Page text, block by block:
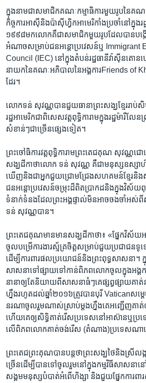
ក្នុង​នាម​ជា​សមាជិក​គណៈកម្មាធិការ​មួយ​រូប​នៃ​គណ
កិច្ច​ការ​អាស៊ី​និង​ប៉ាស៊ីហ្វិក​អាមេរិកាំង​ប្រចាំ​នៅ​ក្នុង​រ
១៩៩៨​មក​លោក​គឺ​ជា​សមាជិក​មួយ​រូប​ដែល​បាន​បង្កើ
អំណាចសម្រាប់​ជន​អន្តោ​ប្រវេសន៍​ឬ​ Immigrant
Council (IEC) នៅ​ក្នុង​តំបន់​រដ្ឋ​ធានី​វ៉ាស៊ីនត
នាយក​នៃគណៈ​អភិបាល​នៃ​អង្គការ​Friends of
ដែរ។
លោក​ទន់ សុវណ្ណ​បាន​ជួយធានា​ព្រះសង្ឃ​ខ្មែររាប់
រដ្ឋ​អាមេរិក​ជាពិសេស​វត្ត​ពុទ្ធិការាម​ក្នុង​រដ្ឋម៉ារីលែ
សំខាន់ៗ​ជាច្រើន​ផ្សេងទៀត។
ព្រះចៅធិការ​វត្ត​ពុទ្ធិការាម​ព្រះតេជ​គុណ ​សុវណ្ណ
សង្ឃដីកា​ថា​លោក​ ទន់ សុវណ្ណ ​គឺជា​មនុស្ស​ឧស្សាហ៍​
ឃើញ​និង​ជាអ្នក​ជួយ​ជ្រោមជ្រែង​សហគមន៍​ខ្មែរ​
ជន​អន្តោប្រវេសន៍​ចម្រុះ​ដ៏​ពិតប្រាកដ​និង​ក្នុង​វិស័យ​ពុ
ទំនាក់ទំនង​ដែល​ព្រះអង្គ​ផ្ទាល់​មិន​អាច​ចងចាំ​អស់​ពី​
ទន់ សុវណ្ណ​បាន។
ព្រះតេជ​គុណ​មាន​មាន​សង្ឃដីកា​ថា៖ «ផ្នែក​វិស័
ចូល​បម្រើ​ការងារ​ស្ម័គ្រចិត្ត​សម្រាប់​ជួយ​ប្រជាជន​ទូ
ដើម្បី​ការពារ​ផល​ប្រយោជន៍​និង​ព្រះពុទ្ធសាសនា។
សាសនា​ទៅផ្សាយ​ទៅ​កាន់​ពិភពលោក​ចូល​ក្នុង​អង្គកា
នានា​ឲ្យ​តែ​និយាយ​ពី​សាសនា​ធំៗ​គេផ្សព្វផ្សាយ​គា
ហ្នឹង​រហូត​ដល់​ឆ្នាំ២០១៦​ត្រូវបាន​បុរី​ Vaticanសម្ត
នរណា​ចូលរួម​ណាស់ស្រាប់​ម្តងហ្នឹង​គេអញ្ជើញ​គាត់​
ហើយ​គេ​ឲ្យ​សិទ្ធិ​គាត់រើស​ប្រទេស​នៅ​អាស៊ាន​ឬ​ប្រទ
លើ​ពិភពលោក​គាត់​ចង់​រើស (តំណាង)​ប្រទេស​ណា​
ព្រះតេជព្រះគុណ​បាន​បន្ត​ថា​ព្រះសង្ឃថៃ​និង​ស្រីលង្
ច្រើន​ដើម្បី​បាន​ទៅ​ចូលរួម​នៅ​ក្នុង​កម្មវិធី​សាសនា​
សង្គម​មនុស្ស​បំបាត់​អំពើ​ហិង្សា​ និង​ជួយ​ផ្នែក​ការ